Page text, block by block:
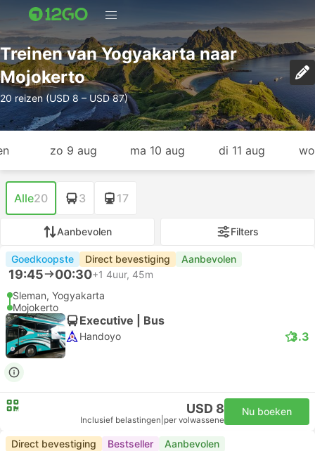
Treinen van Yogyakarta naar
Mojokerto
20 reizen (USD 8 – USD 87)
zo 9 aug ma 10 aug di 11 aug
Alle20 3 17
Aanbevolen Filters
Goedkoopste Direct bevestiging Aanbevolen
19:45 00:30+1 4uur, 45m
Sleman, Yogyakarta
Mojokerto
Executive | Bus
Handoyo 3.3
USD 8
Inclusief belastingen per volwassene
Nu boeken
Direct bevestiging Bestseller Aanbevolen